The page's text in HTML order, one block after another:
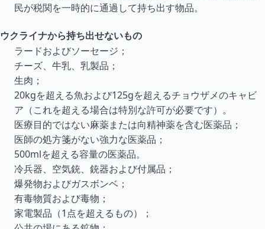
民が税関を一時的に通過して持ち出す物品。
ウクライナから持ち出せないもの
ラードおよびソーセージ；
チーズ、牛乳、乳製品；
生肉；
20kgを超える魚および125gを超えるチョウザメのキャビ
ア（これを超える場合は特別な許可が必要です）。
医療目的ではない麻薬または向精神薬を含む医薬品；
医師の処方箋がない強力な医薬品；
500mlを超える容量の医薬品。
冷兵器、空気銃、銃器および付属品；
爆発物およびガスボンベ；
有毒物質および毒物；
家電製品（1点を超えるもの）；